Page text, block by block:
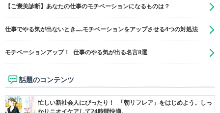
【ご褒美診断】あなたの仕事のモチベーションになるものは？
仕事でやる気が出ないとき……モチベーションをアップさせる4つの対処法
モチベーションアップ！ 仕事のやる気が出る名言8選
話題のコンテンツ
忙しい新社会人にぴったり！ 「朝リフレア」をはじめよう。しっ
かりニオイケアして24時間快適。